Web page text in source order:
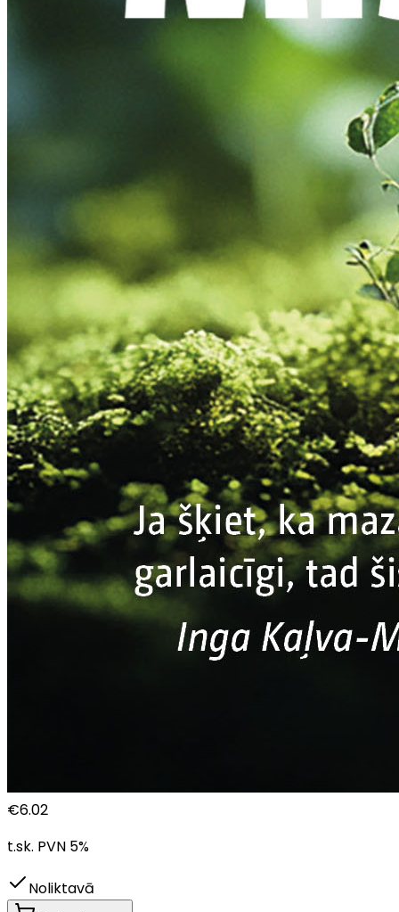
€6.02
t.sk. PVN 5%
Noliktavā